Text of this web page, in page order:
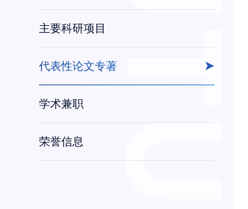
主要科研项目
代表性论文专著
学术兼职
荣誉信息